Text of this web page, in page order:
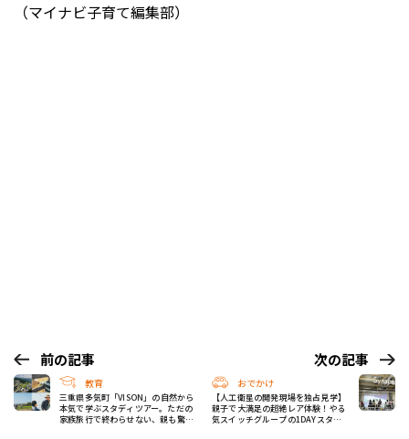
（マイナビ子育て編集部）
前の記事
教育
三重県多気町「VISON」の自然から
本気で学ぶスタディツアー。ただの
家族旅行で終わらせない、親も驚く
次の記事
おでかけ
【人工衛星の開発現場を独占見学】
親子で大満足の超絶レア体験！やる
気スイッチグループの1DAYスタデ